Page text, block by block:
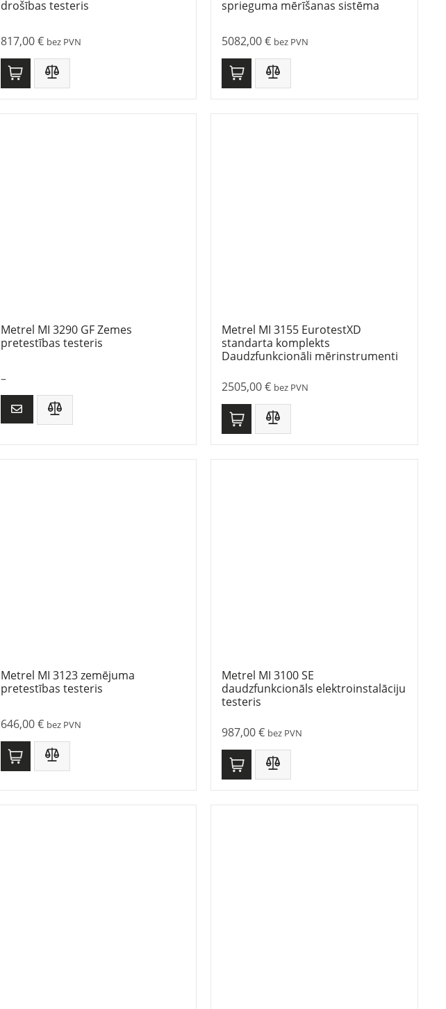
drošības testeris
817,00€ bez PVN
sprieguma mērīšanas sistēma
5082,00€ bez PVN
Metrel MI 3290 GF Zemes
pretestības testeris
–
Metrel MI 3155 EurotestXD
standarta komplekts
Daudzfunkcionāli mērinstrumenti
2505,00€ bez PVN
Metrel MI 3123 zemējuma
pretestības testeris
646,00€ bez PVN
Metrel MI 3100 SE
daudzfunkcionāls elektroinstalāciju
testeris
987,00€ bez PVN